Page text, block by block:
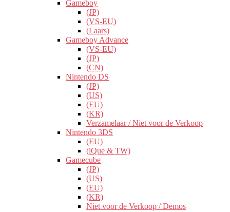
Gameboy
(JP)
(VS-EU)
(Laars)
Gameboy Advance
(VS-EU)
(JP)
(CN)
Nintendo DS
(JP)
(US)
(EU)
(KR)
Verzamelaar / Niet voor de Verkoop
Nintendo 3DS
(EU)
(iQue & TW)
Gamecube
(JP)
(US)
(EU)
(KR)
Niet voor de Verkoop / Demos